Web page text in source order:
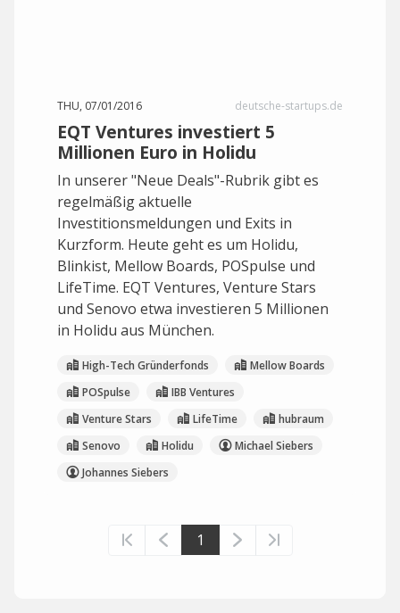
THU, 07/01/2016 deutsche-startups.de
EQT Ventures investiert 5
Millionen Euro in Holidu
In unserer "Neue Deals"-Rubrik gibt es
regelmäßig aktuelle
Investitionsmeldungen und Exits in
Kurzform. Heute geht es um Holidu,
Blinkist, Mellow Boards, POSpulse und
LifeTime. EQT Ventures, Venture Stars
und Senovo etwa investieren 5 Millionen
in Holidu aus München.
High-Tech Gründerfonds
Mellow Boards
POSpulse
IBB Ventures
Venture Stars
LifeTime
hubraum
Senovo
Holidu
Michael Siebers
Johannes Siebers
1